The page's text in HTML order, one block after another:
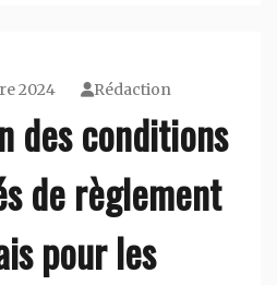
2024 Rédaction
des conditions
de règlement
pour les